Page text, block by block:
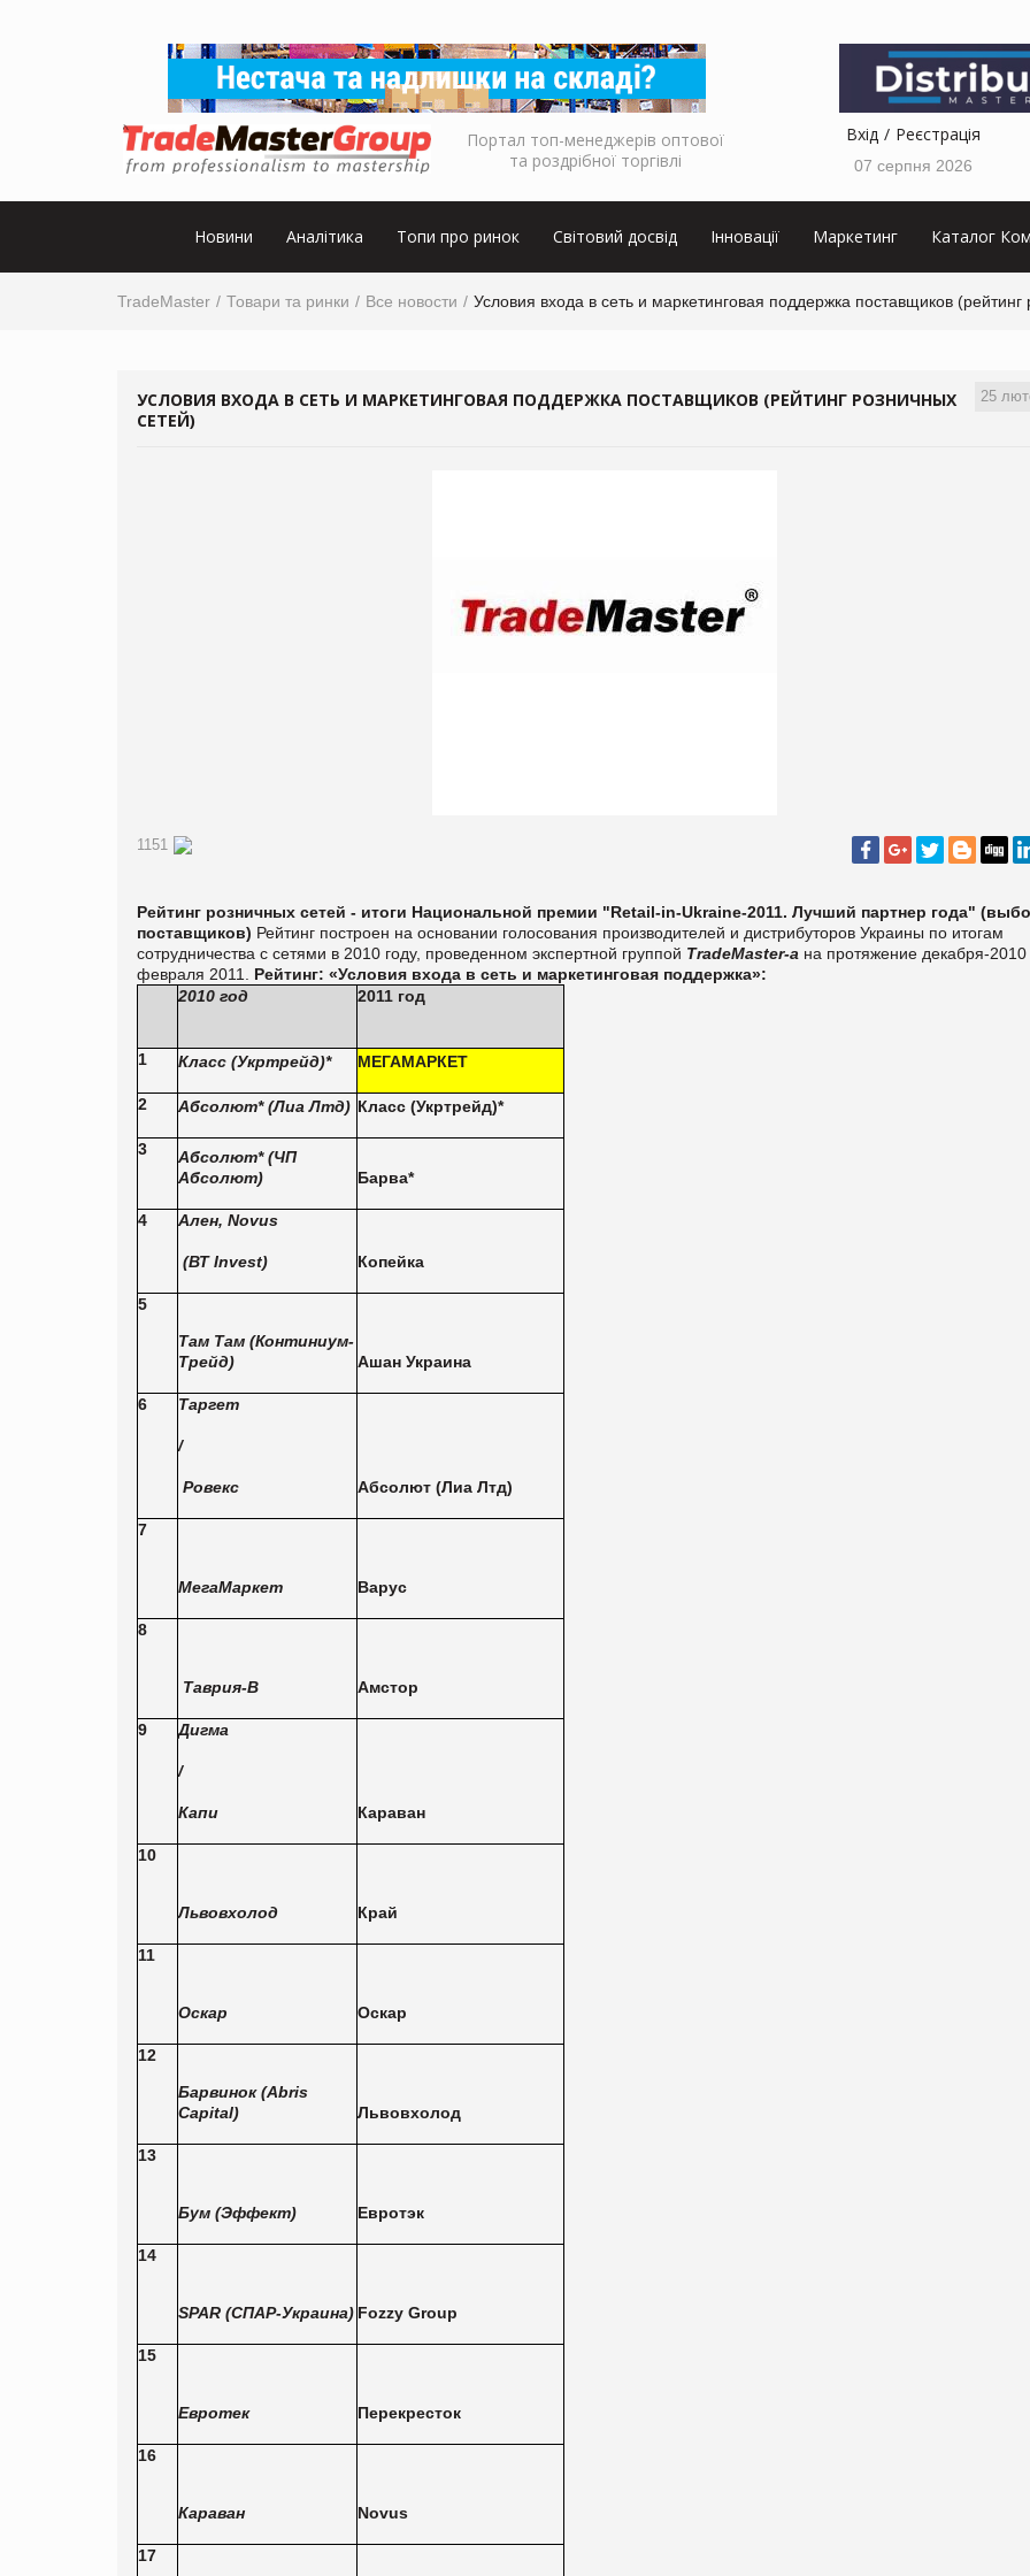
Портал топ-менеджерів оптової
та роздрібної торгівлі
Вхід Реєстрація
07 серпня 2026
Новини Аналітика Топи про ринок Світовий досвід Інновації Маркетинг Каталог
TradeMaster Товари та ринки Все новости Условия входа в сеть и маркетинговая поддержка поставщиков (рейтинг
25
УСЛОВИЯ ВХОДА В СЕТЬ И МАРКЕТИНГОВАЯ ПОДДЕРЖКА ПОСТАВЩИКОВ (РЕЙТИНГ РОЗНИЧНЫХ
СЕТЕЙ)
1151
Рейтинг розничных сетей - итоги Национальной премии "Retail-in-Ukraine-2011. Лучший партнер года"
поставщиков) Рейтинг построен на основании голосования производителей и дистрибуторов Украины по итогам
сотрудничества с сетями в 2010 году, проведенном экспертной группой TradeMaster-a на протяжение декабря-2010
февраля 2011. Рейтинг: «Условия входа в сеть и маркетинговая поддержка»:
2010 год
2011 год
1 Класс (Укртрейд)* МЕГАМАРКЕТ
2 Абсолют*(Лиа Лтд) Класс (Укртрейд)*
3 Абсолют*(ЧП
Абсолют)
Барва*
4 Ален, Novus
(ВТ Invest) Копейка
5
Там Там (Континиум-
Трейд)
Ашан Украина
6 Таргет
/
Ровекс Абсолют (Лиа Лтд)
7
МегаМаркет Варус
8
Таврия-В Амстор
9 Дигма
/
Капи Караван
10
Львовхолод Край
11
Оскар Оскар
12
Барвинок(Abris
Capital)
Львовхолод
13
Бум (Эффект) Евротэк
14
SPAR (СПАР-Украина) Fozzy Group
15
Евротек Перекресток
16
Караван Novus
17